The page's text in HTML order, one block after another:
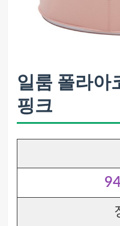
일룸 폴라아
핑크